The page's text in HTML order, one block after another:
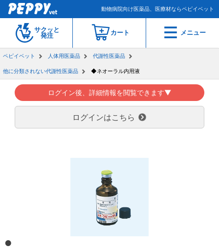
動物病院向け医薬品、医療材ならペピイベット
サクッと
発注
カート メニュー
ペピイベット 人体用医薬品 代謝性医薬品
他に分類されない代謝性医薬品 ◆ネオーラル内用液
ログイン後、詳細情報を閲覧できます▼
ログインはこちら